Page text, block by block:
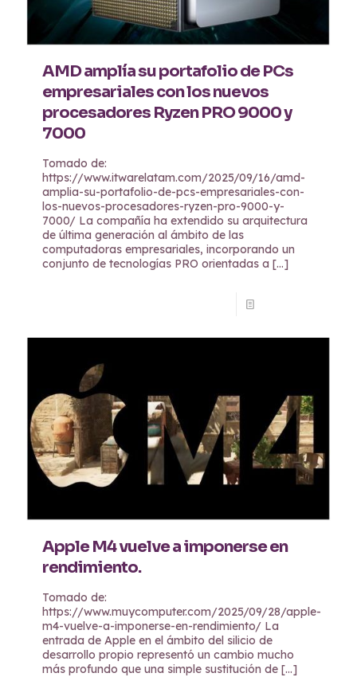
AMD amplía su portafolio de PCs
empresariales con los nuevos
procesadores Ryzen PRO 9000 y
7000
Tomado de:
https://www.itwarelatam.com/2025/09/16/amd-
amplia-su-portafolio-de-pcs-empresariales-con-
los-nuevos-procesadores-ryzen-pro-9000-y-
7000/ La compañía ha extendido su arquitectura
de última generación al ámbito de las
computadoras empresariales, incorporando un
conjunto de tecnologías PRO orientadas a […]
Apple M4 vuelve a imponerse en
rendimiento.
Tomado de:
https://www.muycomputer.com/2025/09/28/apple-
m4-vuelve-a-imponerse-en-rendimiento/ La
entrada de Apple en el ámbito del silicio de
desarrollo propio representó un cambio mucho
más profundo que una simple sustitución de […]